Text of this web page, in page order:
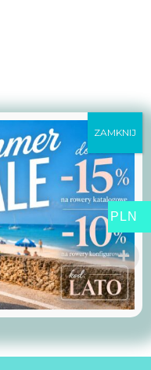
PLN
ZAMKNIJ